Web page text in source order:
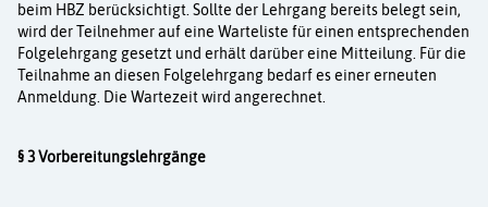
beim HBZ berücksichtigt. Sollte der Lehrgang bereits belegt sein,
wird der Teilnehmer auf eine Warteliste für einen entsprechenden
Folgelehrgang gesetzt und erhält darüber eine Mitteilung. Für die
Teilnahme an diesen Folgelehrgang bedarf es einer erneuten
Anmeldung. Die Wartezeit wird angerech­net.
§ 3 Vorbereitungslehrgänge